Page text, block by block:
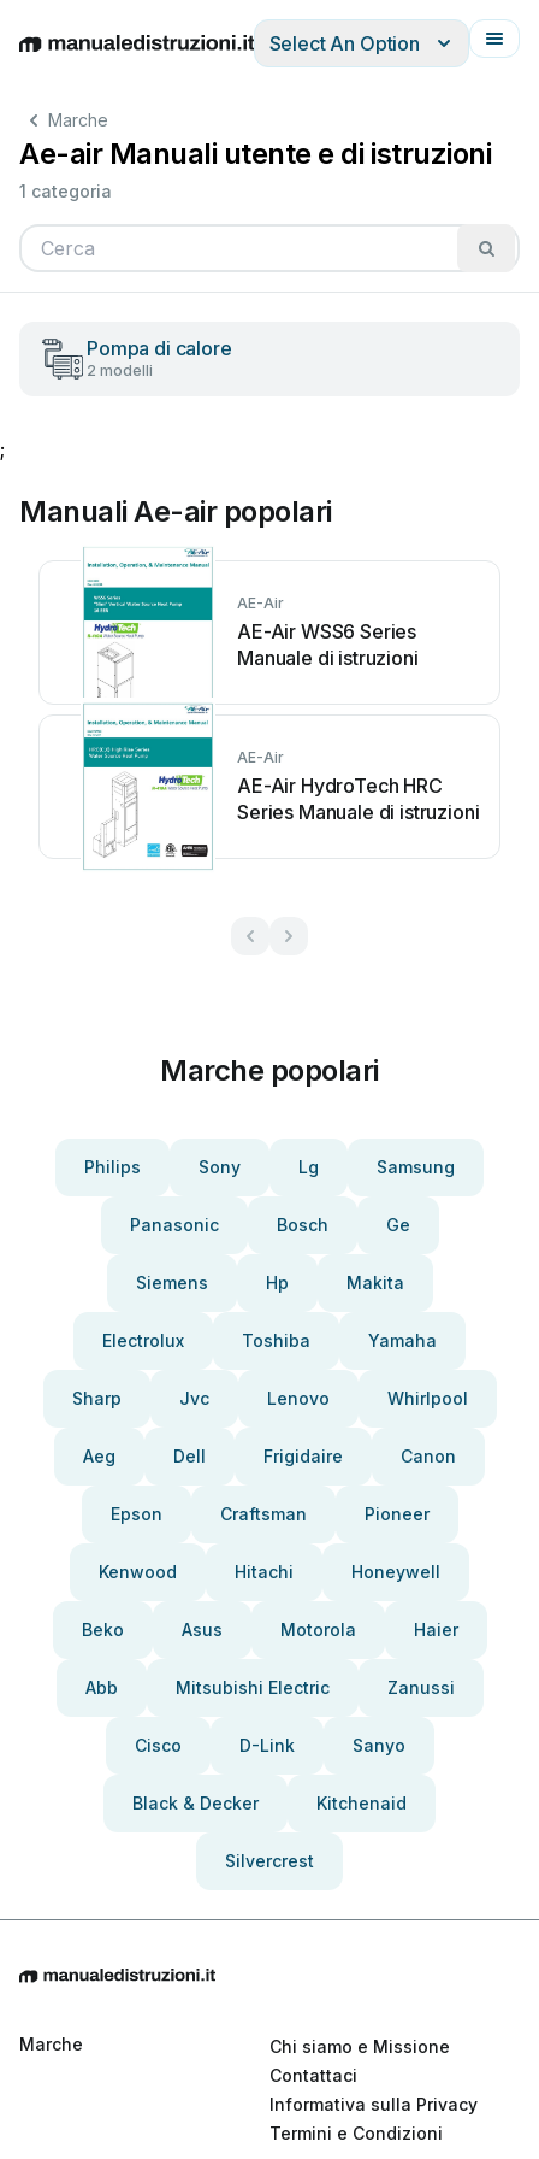
EnglishDeutschEspañolItalianoFrançais
Select An Option
Marche
Ae-air Manuali utente e di istruzioni
1 categoria
Pompa di calore
2 modelli
;
Manuali Ae-air popolari
AE-Air
AE-Air WSS6 Series
Manuale di istruzioni
AE-Air
AE-Air HydroTech HRC
Series Manuale di istruzioni
Marche popolari
Philips Sony Lg Samsung
Panasonic Bosch Ge
Siemens Hp Makita
Electrolux Toshiba Yamaha
Sharp Jvc Lenovo Whirlpool
Aeg Dell Frigidaire Canon
Epson Craftsman Pioneer
Kenwood Hitachi Honeywell
Beko Asus Motorola Haier
Abb Mitsubishi Electric Zanussi
Cisco D-Link Sanyo
Black & Decker Kitchenaid
Silvercrest
Marche
Chi siamo e Missione
Contattaci
Informativa sulla Privacy
Termini e Condizioni